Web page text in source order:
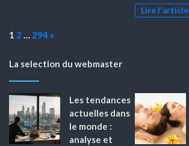
Lire l'article
Page:
1 2 … 294 Next
»
La selection du webmaster
Les tendances
actuelles dans
le monde :
analyse et